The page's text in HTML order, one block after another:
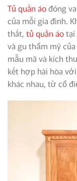
Tủ quần áođóng
của mỗi gia đình.
thất, tủ quần áotại
và gu thẩm mỹ
mẫu mã và kích
kết hợp hài hòa
khác nhau, từ cổ